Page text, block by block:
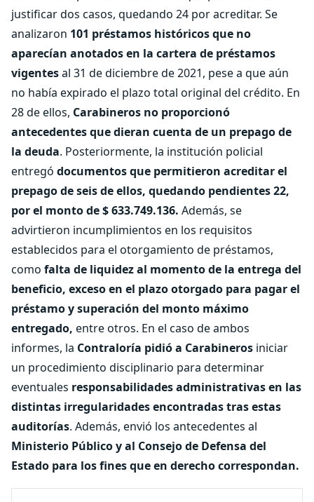
justificar dos casos, quedando 24 por acreditar. Se
analizaron 101 préstamos históricos que no
aparecían anotados en la cartera de préstamos
vigentesal 31 de diciembre de 2021, pese a que aún
no había expirado el plazo total original del crédito. En
28 de ellos, Carabineros no proporcionó
antecedentes que dieran cuenta de un prepago de
la deuda. Posteriormente, la institución policial
entregó documentos que permitieron acreditar el
prepago de seis de ellos, quedando pendientes 22,
por el monto de $ 633.749.136. Además, se
advirtieron incumplimientos en los requisitos
establecidos para el otorgamiento de préstamos,
como falta de liquidez al momento de la entrega del
beneficio, exceso en el plazo otorgado para pagar el
préstamo y superación del monto máximo
entregado, entre otros. En el caso de ambos
informes, la Contraloría pidió a Carabineros iniciar
un procedimiento disciplinario para determinar
eventuales responsabilidades administrativas en las
distintas irregularidades encontradas tras estas
auditorías. Además, envió los antecedentes al
Ministerio Público y al Consejo de Defensa del
Estado para los fines que en derecho correspondan.